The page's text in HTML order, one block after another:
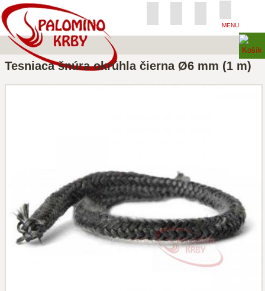
MENU
Tesniaca šnúra okrúhla čierna Ø6 mm (1 m)